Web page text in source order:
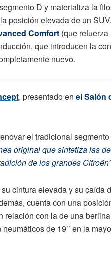
D y materializa la
posición elevada de un
Comfort (que
que introducen la
nuevo.
, presentado en el Salón
el tradicional
original que sintetiza las
de los grandes
cintura elevada y su caída
cuenta con una
relación con la de una
de 19’’ en la